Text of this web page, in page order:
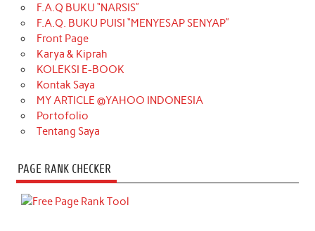
F.A.Q BUKU “NARSIS”
F.A.Q. BUKU PUISI “MENYESAP SENYAP”
Front Page
Karya & Kiprah
KOLEKSI E-BOOK
Kontak Saya
MY ARTICLE @YAHOO INDONESIA
Portofolio
Tentang Saya
PAGE RANK CHECKER